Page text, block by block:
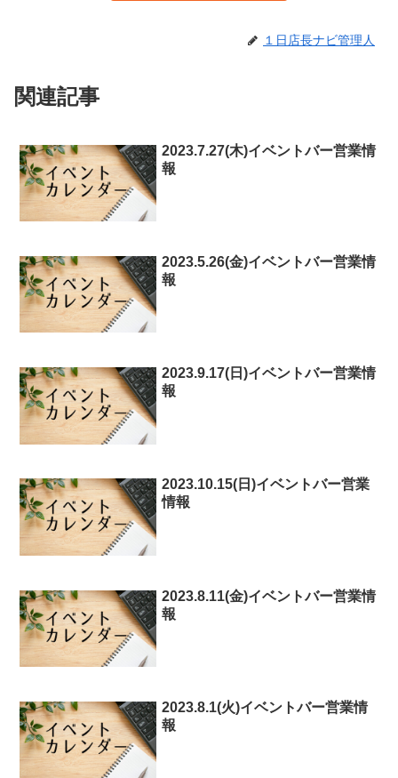
１日店長ナビ管理人
関連記事
2023.7.27(木)イベントバー営業情
報
2023.5.26(金)イベントバー営業情
報
2023.9.17(日)イベントバー営業情
報
2023.10.15(日)イベントバー営業
情報
2023.8.11(金)イベントバー営業情
報
2023.8.1(火)イベントバー営業情
報